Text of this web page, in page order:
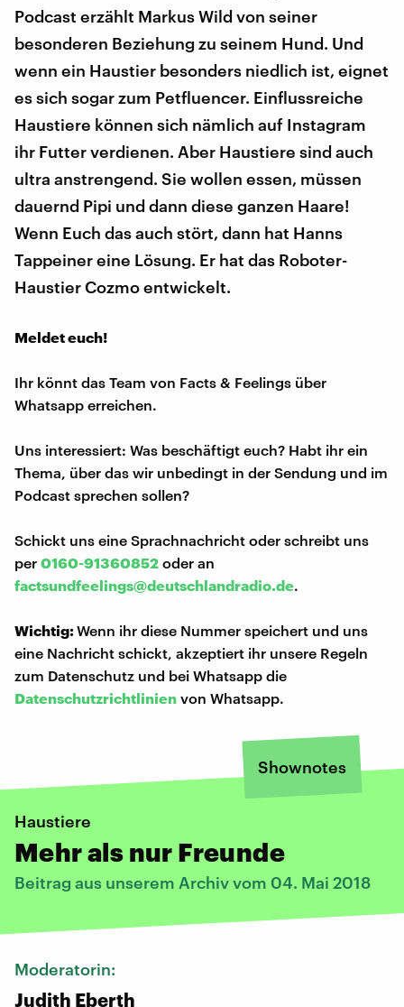
Podcast erzählt Markus Wild von seiner
besonderen Beziehung zu seinem Hund. Und
wenn ein Haustier besonders niedlich ist, eignet
es sich sogar zum Petfluencer. Einflussreiche
Haustiere können sich nämlich auf Instagram
ihr Futter verdienen. Aber Haustiere sind auch
ultra anstrengend. Sie wollen essen, müssen
dauernd Pipi und dann diese ganzen Haare!
Wenn Euch das auch stört, dann hat Hanns
Tappeiner eine Lösung. Er hat das Roboter-
Haustier Cozmo entwickelt.
Meldet euch!
Ihr könnt das Team von Facts & Feelings über
Whatsapp erreichen.
Uns interessiert: Was beschäftigt euch? Habt ihr ein
Thema, über das wir unbedingt in der Sendung und im
Podcast sprechen sollen?
Schickt uns eine Sprachnachricht oder schreibt uns
per 0160-91360852 oder an
factsundfeelings@deutschlandradio.de.
Wichtig:Wenn ihr diese Nummer speichert und uns
eine Nachricht schickt, akzeptiert ihr unsere Regeln
zum Datenschutz und bei Whatsapp die
Datenschutzrichtlinien von Whatsapp.
Shownotes
Haustiere
Mehr als nur Freunde
Beitrag aus unserem Archiv vom 04. Mai 2018
Moderatorin:
Judith Eberth